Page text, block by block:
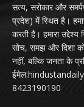
सत्य, सरोकार और
प्रदेश) में स्थित है।
करती है। हमारा
सोच, समझ और दिशा
नहीं, बल्कि जनता के
8423190190